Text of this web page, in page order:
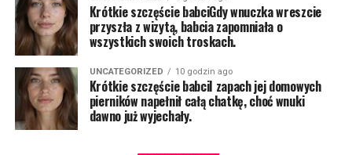
Krótkie szczęście babciGdy wnuczka wreszcie
przyszła z wizytą, babcia zapomniała o
wszystkich swoich troskach.
UNCATEGORIZED 10 godzin ago
Krótkie szczęście babciI zapach jej domowych
pierników napełnił całą chatkę, choć wnuki
dawno już wyjechały.